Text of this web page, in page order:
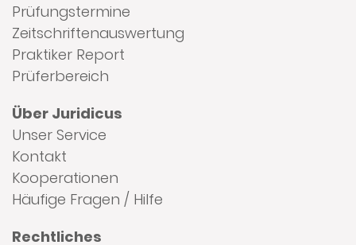
Prüfungstermine
Zeitschriftenauswertung
Praktiker Report
Prüferbereich
Über Juridicus
Unser Service
Kontakt
Kooperationen
Häufige Fragen / Hilfe
Rechtliches